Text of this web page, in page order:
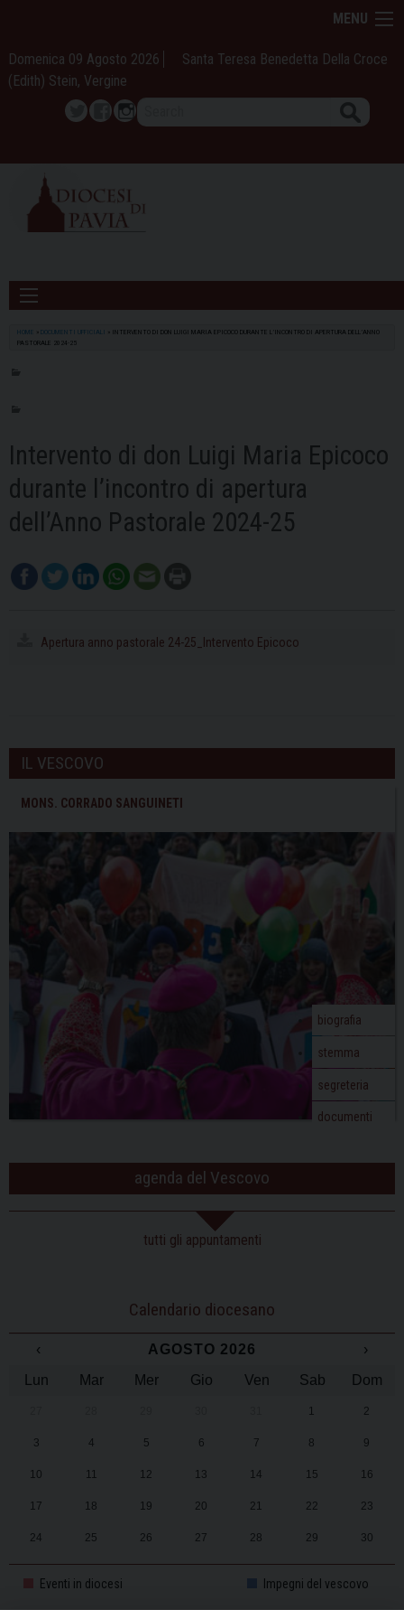
content
MENU
Domenica 09 Agosto 2026
Santa Teresa Benedetta Della Croce
(Edith) Stein, Vergine
TwitterFacebook
Instagram
HOME DOCUMENTI UFFICIALI
INTERVENTO DI DON LUIGI MARIA EPICOCO DURANTE L’INCONTRO DI APERTURA DELL’ANNO
PASTORALE 2024-25
Intervento di don Luigi Maria Epicoco
durante l’incontro di apertura
dell’Anno Pastorale 2024-25
Apertura anno pastorale 24-25_Intervento Epicoco
IL VESCOVO
MONS. CORRADO SANGUINETI
biografia
stemma
segreteria
documenti
agenda del Vescovo
tutti gli appuntamenti
Calendario diocesano
‹ AGOSTO 2026
›
Lun
Mar Mer Gio Ven Sab Dom
1 2
3 4 5 6 7 8 9
10 11 12 13 14 15 16
17 18 19 20 21 22 23
24 25 26 27 28 29 30
Eventi in diocesi Impegni del vescovo